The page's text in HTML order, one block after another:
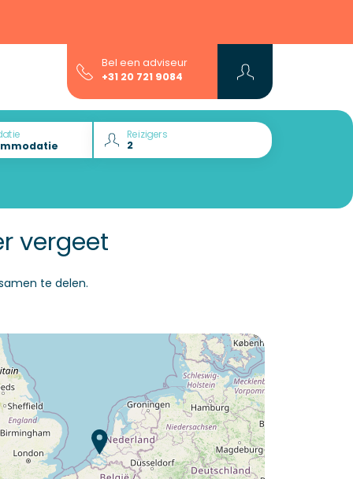
Bel een adviseur
+31 20 721 9084
Reizigers
vergeet
te delen.
Wil je ontdekken :
Camping L'Orangerie de
Lanniron ?
Ontdek